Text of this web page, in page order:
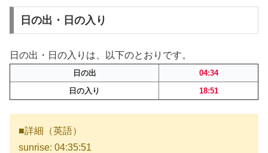
日の出・日の入り
日の出・日の入りは、以下のとおりです。
日の出
04:34
日の入り
18:51
■詳細（英語）
sunrise: 04:35:51